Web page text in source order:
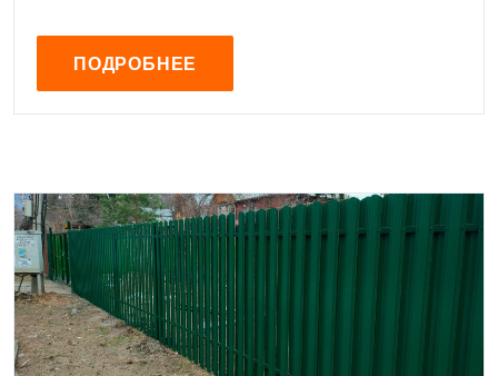
ПОДРОБНЕЕ